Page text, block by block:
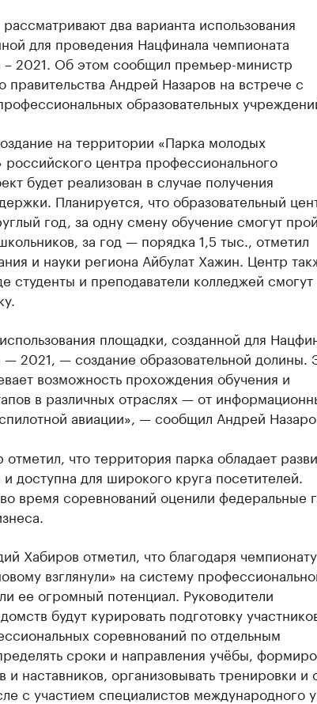
два варианта использования
для проведения Нацфинала чемпионата
– 2021. Об этом сообщил премьер-министр
правительства Андрей Назаров на встрече с
образовательных
на территории «Парка молодых
центра профессионального
будет реализован в случае получения
Планируется, что образовательный
год, за одну смену обучение смогут
за год — порядка 1,5 тыс., отметил
и науки региона Айбулат Хажин. Центр
студенты и преподаватели колледжей смогут
площадки, созданной для
2021, — создание образовательной долины.
возможность прохождения обучения и
в различных отраслях — от
авиации», — сообщил Андрей
что территория парка обладает
доступна для широкого круга посетителей.
время соревнований оценили федеральные
Хабиров отметил, что благодаря
взглянули» на систему
ее огромный потенциал. Руководители
будут курировать подготовку
соревнований по отдельным
сроки и направления учёбы,
и наставников, организовывать тренировки и
с участием специалистов международного